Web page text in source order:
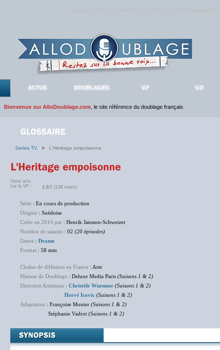
ACTUS DOUBLAGES V.F V.O
Bienvenue sur AlloDoublage.com , le site référence du doublage français.
Series TV > L'Heritage empoisonne
Votre avis
sur la VF :
1.6/5 (138 notes)
Série : En cours de production
Origine : Suédoise
Créée en 2014 par : Henrik Jansson-Schweizer
Nombre de saisons : 02 (20 épisodes)
Genre : Drame
Format : 58 min
Chaîne de diffusion en France : Arte
Maison de Doublage : Deluxe Media Paris (Saisons 1 & 2)
Direction Artistique : Christèle Wurmser (Saisons 1 & 2)
Hervé Icovic (Saisons 1 & 2)
Adaptation : Françoise Monier (Saisons 1 & 2)
Stéphanie Vadrot (Saisons 1 & 2)